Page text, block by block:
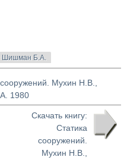
Шишман Б.А.
Мухин Н.В.,
1980
Скачать книгу:
Статика
сооружений.
Мухин Н.В.,